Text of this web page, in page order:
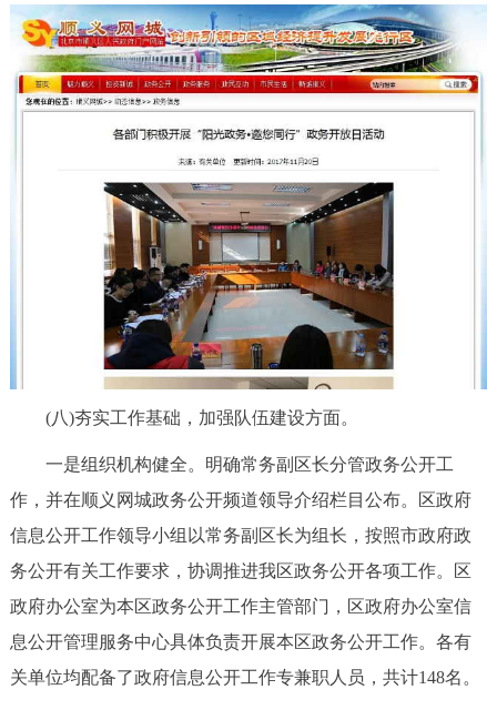
(八)夯实工作基础，加强队伍建设方面。
一是组织机构健全。明确常务副区长分管政务公开工
作，并在顺义网城政务公开频道领导介绍栏目公布。区政府
信息公开工作领导小组以常务副区长为组长，按照市政府政
务公开有关工作要求，协调推进我区政务公开各项工作。区
政府办公室为本区政务公开工作主管部门，区政府办公室信
息公开管理服务中心具体负责开展本区政务公开工作。各有
关单位均配备了政府信息公开工作专兼职人员，共计148名。